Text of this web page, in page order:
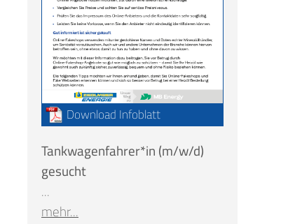
Download Infoblatt
Tankwagenfahrer*in (m/w/d)
gesucht
...
mehr...